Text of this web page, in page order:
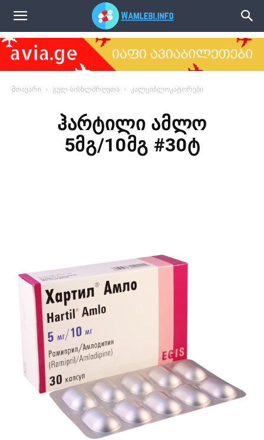
წამლები
მთავარი გულ-სისხლძრღვთა კალციბლოკატორები
ჰარტილი ამლო
5მგ/10მგ #30ტ